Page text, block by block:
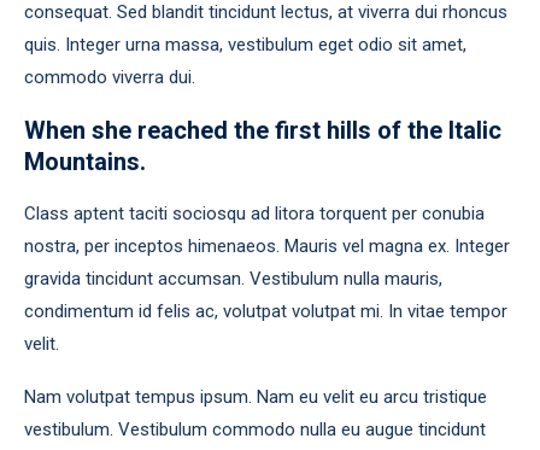
consequat. Sed blandit tincidunt lectus, at viverra dui rhoncus
quis. Integer urna massa, vestibulum eget odio sit amet,
commodo viverra dui.
When she reached the first hills of the Italic
Mountains.
Class aptent taciti sociosqu ad litora torquent per conubia
nostra, per inceptos himenaeos. Mauris vel magna ex. Integer
gravida tincidunt accumsan. Vestibulum nulla mauris,
condimentum id felis ac, volutpat volutpat mi. In vitae tempor
velit.
Nam volutpat tempus ipsum. Nam eu velit eu arcu tristique
vestibulum. Vestibulum commodo nulla eu augue tincidunt